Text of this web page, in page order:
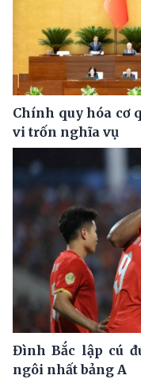
Chính quy hóa cơ
vi trốn nghĩa vụ
Đình Bắc lập cú
ngôi nhất bảng A